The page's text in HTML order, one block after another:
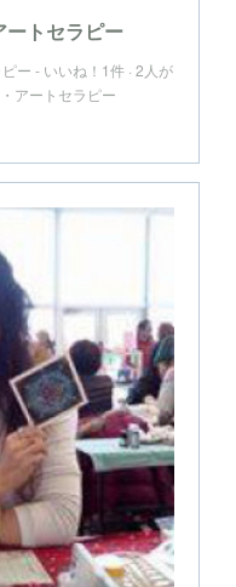
ートセラピー
ー - いいね！1件 · 2人が
アートセラピー